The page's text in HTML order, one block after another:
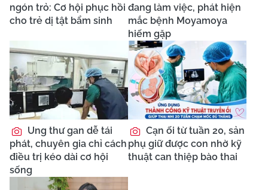
ngón trỏ: Cơ hội phục hồi
cho trẻ dị tật bẩm sinh
đang làm việc, phát hiện
mắc bệnh Moyamoya
hiếm gặp
Ung thư gan dễ tái
phát, chuyên gia chỉ cách
điều trị kéo dài cơ hội
sống
Cạn ối từ tuần 20, sản
phụ giữ được con nhờ kỹ
thuật can thiệp bào thai